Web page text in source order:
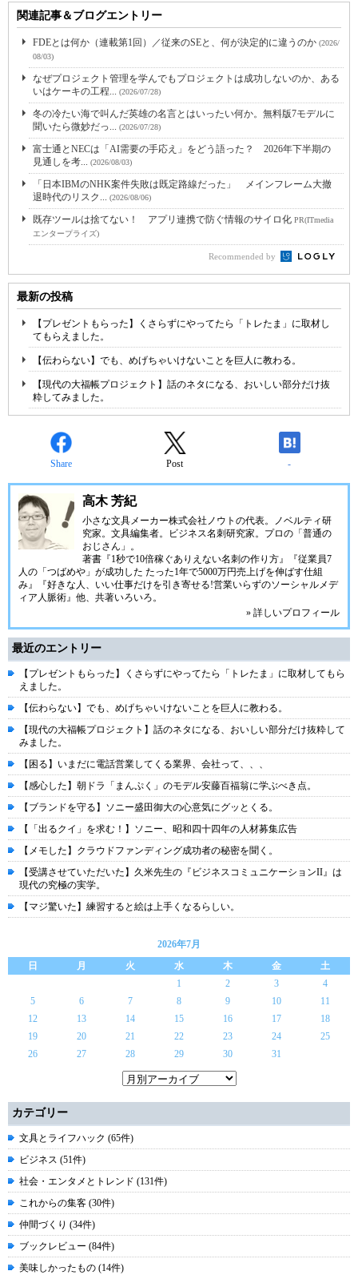
関連記事＆ブログエントリー
FDEとは何か（連載第1回）／従来のSEと、何が決定的に違うのか (2026/
08/03)
なぜプロジェクト管理を学んでもプロジェクトは成功しないのか、ある
いはケーキの工程...
(2026/07/28)
冬の冷たい海で叫んだ英雄の名言とはいったい何か。無料版7モデルに
聞いたら微妙だっ...
(2026/07/28)
富士通とNECは「AI需要の手応え」をどう語った？ 2026年下半期の
見通しを考...
(2026/08/03)
「日本IBMのNHK案件失敗は既定路線だった」 メインフレーム大撤
退時代のリスク...
(2026/08/06)
既存ツールは捨てない！ アプリ連携で防ぐ情報のサイロ化 PR(ITmedia
エンタープライズ)
Recommended by
最新の投稿
【プレゼントもらった】くさらずにやってたら「トレたま」に取材し
てもらえました。
【伝わらない】でも、めげちゃいけないことを巨人に教わる。
【現代の大福帳プロジェクト】話のネタになる、おいしい部分だけ抜
粋してみました。
Share Post -
高木 芳紀
小さな文具メーカー株式会社ノウトの代表。ノベルティ研
究家。文具編集者。ビジネス名刺研究家。プロの「普通の
おじさん」。
著書『1秒で10倍稼ぐありえない名刺の作り方』『従業員7
人の「つばめや」が成功した たった1年で5000万円売上げを伸ばす仕組
み』『好きな人、いい仕事だけを引き寄せる!営業いらずのソーシャルメデ
ィア人脈術』他、共著いろいろ。
» 詳しいプロフィール
最近のエントリー
【プレゼントもらった】くさらずにやってたら「トレたま」に取材してもら
えました。
【伝わらない】でも、めげちゃいけないことを巨人に教わる。
【現代の大福帳プロジェクト】話のネタになる、おいしい部分だけ抜粋して
みました。
【困る】いまだに電話営業してくる業界、会社って、、、
【感心した】朝ドラ「まんぷく」のモデル安藤百福翁に学ぶべき点。
【ブランドを守る】ソニー盛田御大の心意気にグッとくる。
【「出るクイ」を求む！】ソニー、昭和四十四年の人材募集広告
【メモした】クラウドファンディング成功者の秘密を聞く。
【受講させていただいた】久米先生の『ビジネスコミュニケーションII』は
現代の究極の実学。
【マジ驚いた】練習すると絵は上手くなるらしい。
2026年7月
日
月 火 水 木 金
土
1
2 3
4
5
6 7 8 9 10
11
12
13 14 15 16 17
18
19
20 21 22 23 24
25
26
27 28 29 30 31
カテゴリー
文具とライフハック (65件)
ビジネス (51件)
社会・エンタメとトレンド (131件)
これからの集客 (30件)
仲間づくり (34件)
ブックレビュー (84件)
美味しかったもの (14件)